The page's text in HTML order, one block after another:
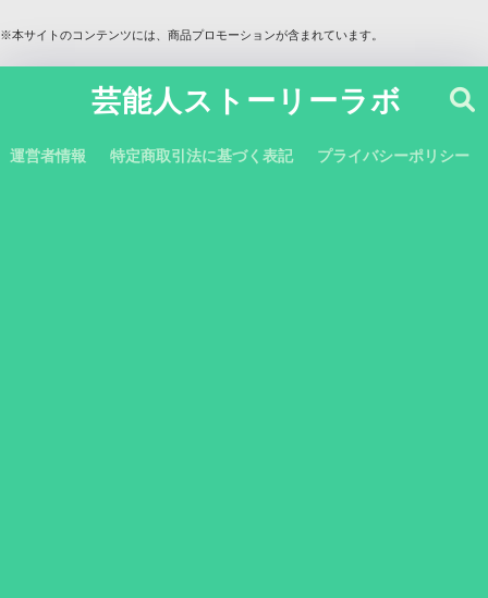
※本サイトのコンテンツには、商品プロモーションが含まれています。
芸能人ストーリーラボ
運営者情報 特定商取引法に基づく表記 プライバシーポリシー